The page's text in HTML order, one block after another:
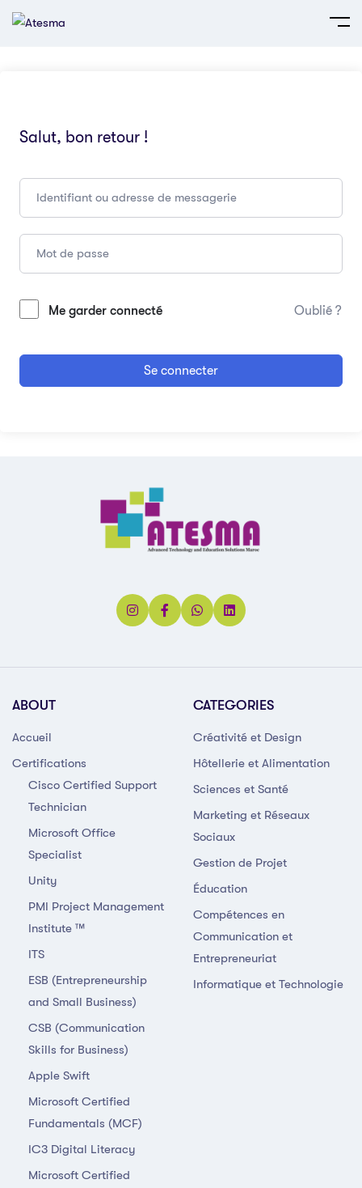
Salut, bon retour !
Me garder connecté Oublié ?
Se connecter
ABOUT
Accueil
Certifications
Cisco Certified Support
Technician
Microsoft Office
Specialist
Unity
PMI Project Management
Institute ™
ITS
ESB (Entrepreneurship
and Small Business)
CSB (Communication
Skills for Business)
Apple Swift
Microsoft Certified
Fundamentals (MCF)
IC3 Digital Literacy
Microsoft Certified
CATEGORIES
Créativité et Design
Hôtellerie et Alimentation
Sciences et Santé
Marketing et Réseaux
Sociaux
Gestion de Projet
Éducation
Compétences en
Communication et
Entrepreneuriat
Informatique et Technologie